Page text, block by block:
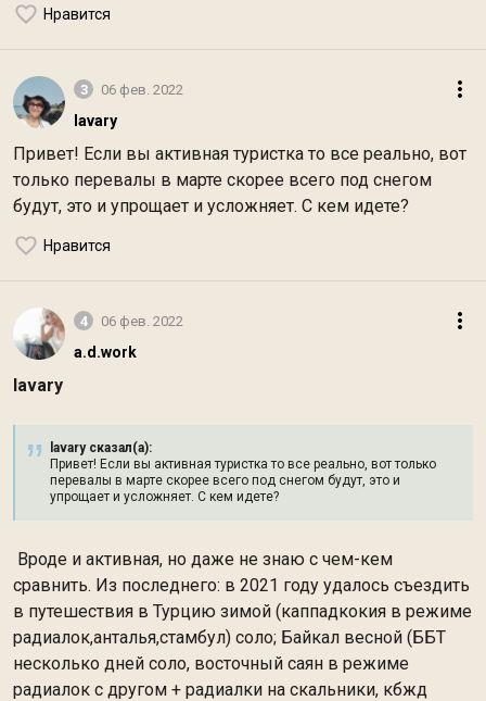
Нравится
3 06 фев. 2022
lavary
Привет! Если вы активная туристка то все реально, вот
только перевалы в марте скорее всего под снегом
будут, это и упрощает и усложняет. С кем идете?
Нравится
4 06 фев. 2022
a.d.work
lavary
lavary сказал(а):
Привет! Если вы активная туристка то все реально, вот только
перевалы в марте скорее всего под снегом будут, это и
упрощает и усложняет. С кем идете?
Вроде и активная, но даже не знаю с чем-кем
сравнить. Из последнего: в 2021 году удалось съездить
в путешествия в Турцию зимой (каппадкокия в режиме
радиалок,анталья,стамбул) соло; Байкал весной (ББТ
несколько дней соло, восточный саян в режиме
радиалок с другом + радиалки на скальники, кбжд